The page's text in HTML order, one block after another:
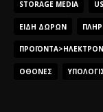
STORAGE MEDIA
ΕΊΔΗ ΔΏΡΩΝ
ΟΘΌΝΕΣ